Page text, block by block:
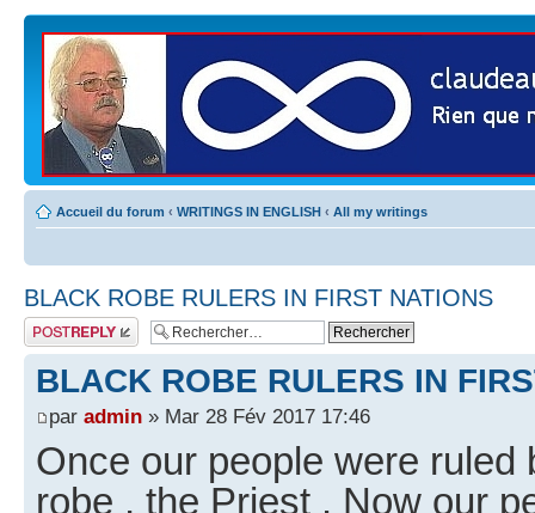
Accueil du forum ‹ WRITINGS IN ENGLISH ‹ All my writings
BLACK ROBE RULERS IN FIRST NATIONS
Publier une
réponse
BLACK ROBE RULERS IN
par admin » Mar 28 Fév 2017 17:46
Once our people were ruled
robe , the Priest . Now our